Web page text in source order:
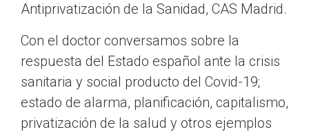
Antiprivatización de la Sanidad, CAS Madrid.
Con el doctor conversamos sobre la
respuesta del Estado español ante la crisis
sanitaria y social producto del Covid-19;
estado de alarma, planificación, capitalismo,
privatización de la salud y otros ejemplos